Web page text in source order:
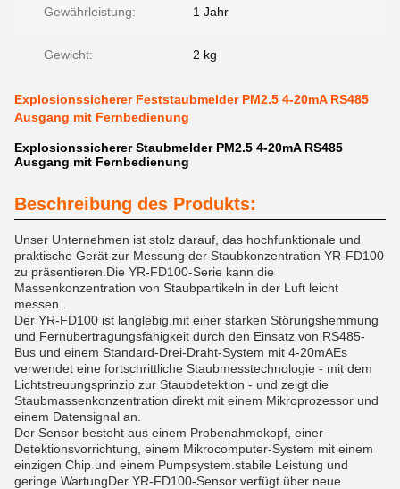
Gewährleistung: 1 Jahr
Gewicht: 2 kg
Explosionssicherer Feststaubmelder PM2.5 4-20mA RS485
Ausgang mit Fernbedienung
Explosionssicherer Staubmelder PM2.5 4-20mA RS485
Ausgang mit Fernbedienung
Beschreibung des Produkts:
Unser Unternehmen ist stolz darauf, das hochfunktionale und
praktische Gerät zur Messung der Staubkonzentration YR-FD100
zu präsentieren.Die YR-FD100-Serie kann die
Massenkonzentration von Staubpartikeln in der Luft leicht
messen..
Der YR-FD100 ist langlebig.mit einer starken Störungshemmung
und Fernübertragungsfähigkeit durch den Einsatz von RS485-
Bus und einem Standard-Drei-Draht-System mit 4-20mAEs
verwendet eine fortschrittliche Staubmesstechnologie - mit dem
Lichtstreuungsprinzip zur Staubdetektion - und zeigt die
Staubmassenkonzentration direkt mit einem Mikroprozessor und
einem Datensignal an.
Der Sensor besteht aus einem Probenahmekopf, einer
Detektionsvorrichtung, einem Mikrocomputer-System mit einem
einzigen Chip und einem Pumpsystem.stabile Leistung und
geringe WartungDer YR-FD100-Sensor verfügt über neue